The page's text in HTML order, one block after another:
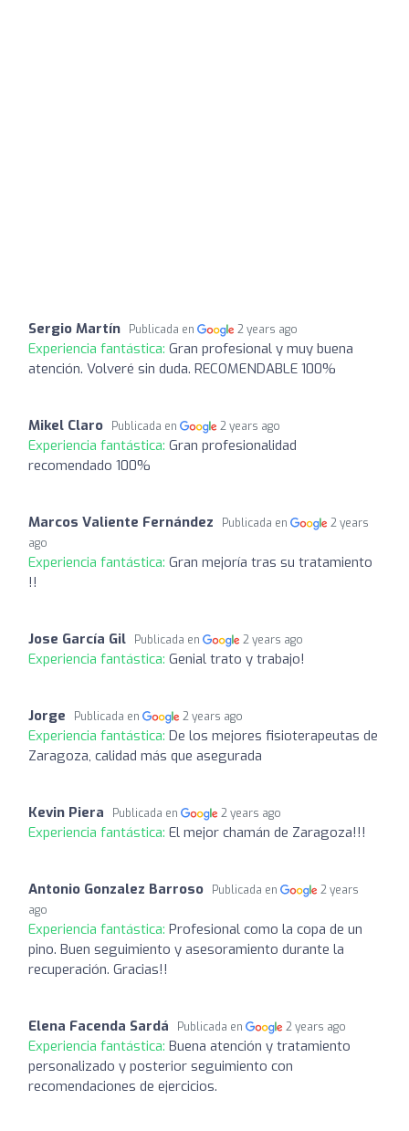
Sergio Martín Publicada en 2 years ago
Experiencia fantástica: Gran profesional y muy buena
atención. Volveré sin duda. RECOMENDABLE 100%
Mikel Claro Publicada en 2 years ago
Experiencia fantástica: Gran profesionalidad
recomendado 100%
Marcos Valiente Fernández Publicada en
2 years
ago
Experiencia fantástica: Gran mejoría tras su tratamiento
!!
Jose García Gil Publicada en 2 years ago
Experiencia fantástica: Genial trato y trabajo!
Jorge Publicada en 2 years ago
Experiencia fantástica: De los mejores fisioterapeutas de
Zaragoza, calidad más que asegurada
Kevin Piera Publicada en 2 years ago
Experiencia fantástica: El mejor chamán de Zaragoza!!!
Antonio Gonzalez Barroso Publicada en
2 years
ago
Experiencia fantástica: Profesional como la copa de un
pino. Buen seguimiento y asesoramiento durante la
recuperación. Gracias!!
Elena Facenda Sardá Publicada en 2 years ago
Experiencia fantástica: Buena atención y tratamiento
personalizado y posterior seguimiento con
recomendaciones de ejercicios.